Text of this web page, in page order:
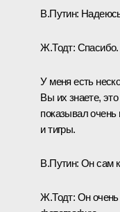
В.Путин:
Ж.Тодт: Спасибо.
У меня есть
Вы их знаете,
показывал
и тигры.
В.Путин: Он сам
Ж.Тодт: Он очень